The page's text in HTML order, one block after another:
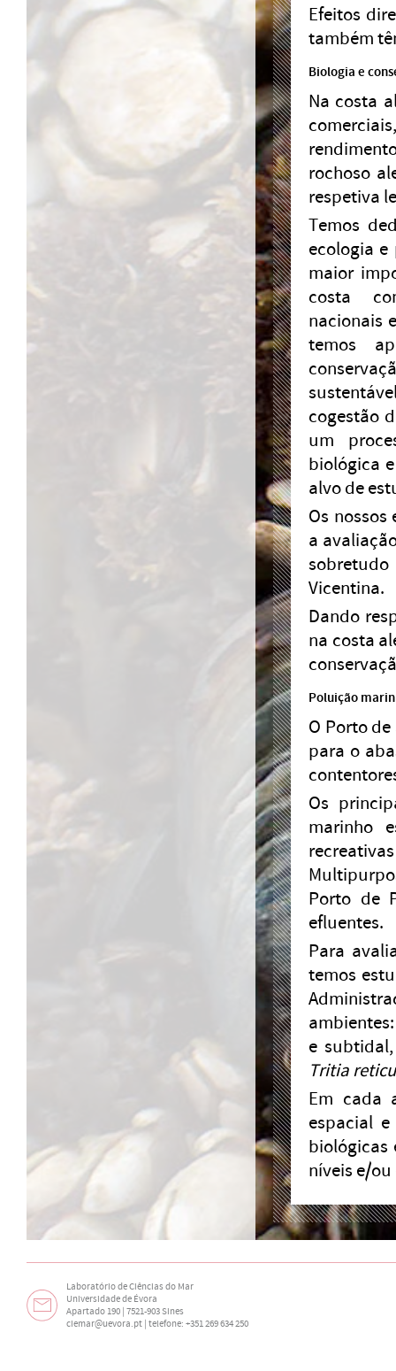
Efeitos
também
Biologia e
Na costa
rochoso
respetiva
Temos
ecologia
maior
costa
nacionais
temos
cogestão
um
biológica
alvo de
Os
a
Vicentina.
Dando
na costa
Poluição
O Porto
para o
Os
marinho
Porto de
efluentes.
Para
temos
e
Tritia
Em cada
espacial
biológicas
níveis e/
Laboratório de Ciências do Mar
Universidade de Évora
Apartado 190 | 7521-903 Sines
ciemar@uevora.pt | telefone: +351 269 634 250